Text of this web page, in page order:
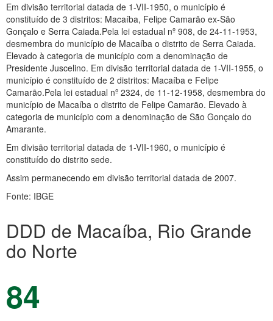
Em divisão territorial datada de 1-VII-1950, o município é
constituído de 3 distritos: Macaíba, Felipe Camarão ex-São
Gonçalo e Serra Caiada.Pela lei estadual nº 908, de 24-11-1953,
desmembra do município de Macaíba o distrito de Serra Caiada.
Elevado à categoria de município com a denominação de
Presidente Juscelino. Em divisão territorial datada de 1-VII-1955, o
município é constituído de 2 distritos: Macaíba e Felipe
Camarão.Pela lei estadual nº 2324, de 11-12-1958, desmembra do
município de Macaíba o distrito de Felipe Camarão. Elevado à
categoria de município com a denominação de São Gonçalo do
Amarante.
Em divisão territorial datada de 1-VII-1960, o município é
constituído do distrito sede.
Assim permanecendo em divisão territorial datada de 2007.
Fonte: IBGE
DDD de Macaíba, Rio Grande
do Norte
84